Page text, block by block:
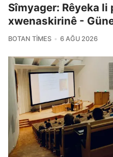
Sîmyager: Rêyeka li
xwenaskirinê -
BOTAN TIMES 6 AĞU 2026